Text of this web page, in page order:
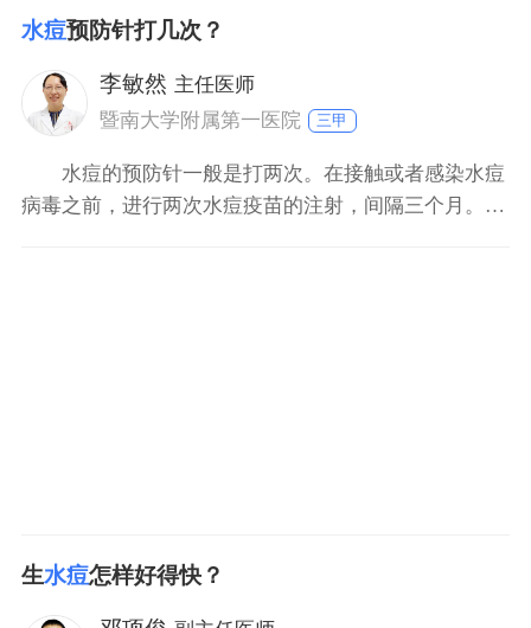
状况调整方案。 一、早期预防干预 水痘结痂后避免抓
挠，可用温和保湿霜保护创面，降低感染风险。婴幼儿
皮肤娇嫩，建议家长修剪指甲并戴手套，防止意外损
水痘预防针打几次？
李敏然 主任医师
暨南大学附属第一医院
三甲
水痘的预防针一般是打两次。在接触或者感染水痘
病毒之前，进行两次水痘疫苗的注射，间隔三个月。能
生水痘怎样好得快？